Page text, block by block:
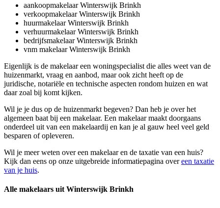
aankoopmakelaar Winterswijk Brinkh
verkoopmakelaar Winterswijk Brinkh
huurmakelaar Winterswijk Brinkh
verhuurmakelaar Winterswijk Brinkh
bedrijfsmakelaar Winterswijk Brinkh
vnm makelaar Winterswijk Brinkh
Eigenlijk is de makelaar een woningspecialist die alles weet van de
huizenmarkt, vraag en aanbod, maar ook zicht heeft op de
juridische, notariële en technische aspecten rondom huizen en wat
daar zoal bij komt kijken.
Wil je je dus op de huizenmarkt begeven? Dan heb je over het
algemeen baat bij een makelaar. Een makelaar maakt doorgaans
onderdeel uit van een makelaardij en kan je al gauw heel veel geld
besparen of opleveren.
Wil je meer weten over een makelaar en de taxatie van een huis?
Kijk dan eens op onze uitgebreide informatiepagina overeen taxatie
van je huis.
Alle makelaars uit Winterswijk Brinkh